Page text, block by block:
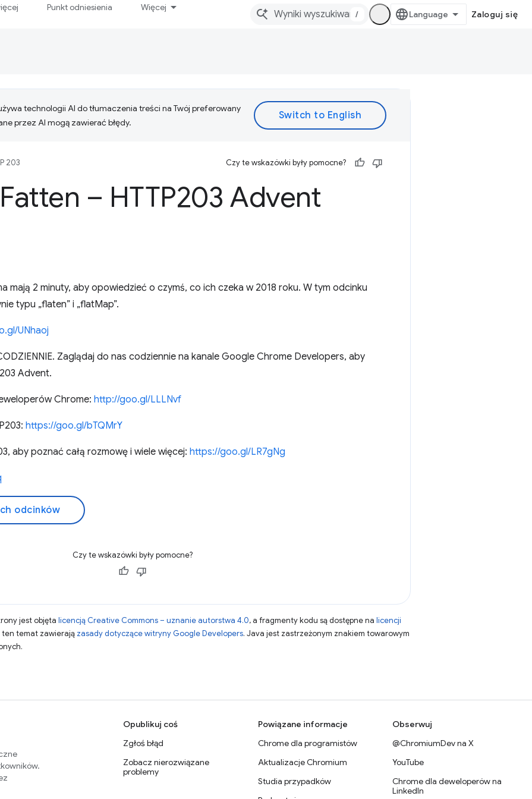
Punkt odniesienia Więcej
/ Zaloguj się
technologii AI do tłumaczenia treści na Twój preferowany
przez AI mogą zawierać błędy.
203 Czy te wskazówki były pomocne?
– HTTP203 Advent
mają 2 minuty, aby opowiedzieć o czymś, co ich czeka w 2018 roku. W tym odcinku
typu „flaten” i „flatMap”.
UNhaoj
Zaglądaj do nas codziennie na kanale Google Chrome Developers, aby
Advent.
Chrome: http://goo.gl/LLLNvf
https://goo.gl/bTQMrY
aby poznać całą rozmowę i wiele więcej: https://goo.gl/LR7gNg
odcinków
Czy te wskazówki były pomocne?
jest objęta licencją Creative Commons – uznanie autorstwa 4.0, a fragmenty kodu są dostępne na licencji
ten temat zawierają zasady dotyczące witryny Google Developers. Java jest zastrzeżonym znakiem towarowym
Opublikuj coś
Zgłoś błąd
Zobacz nierozwiązane
problemy
Powiązane informacje
Chrome dla programistów
Aktualizacje Chromium
Studia przypadków
Obserwuj
@ChromiumDev na X
YouTube
Chrome dla deweloperów na
LinkedIn